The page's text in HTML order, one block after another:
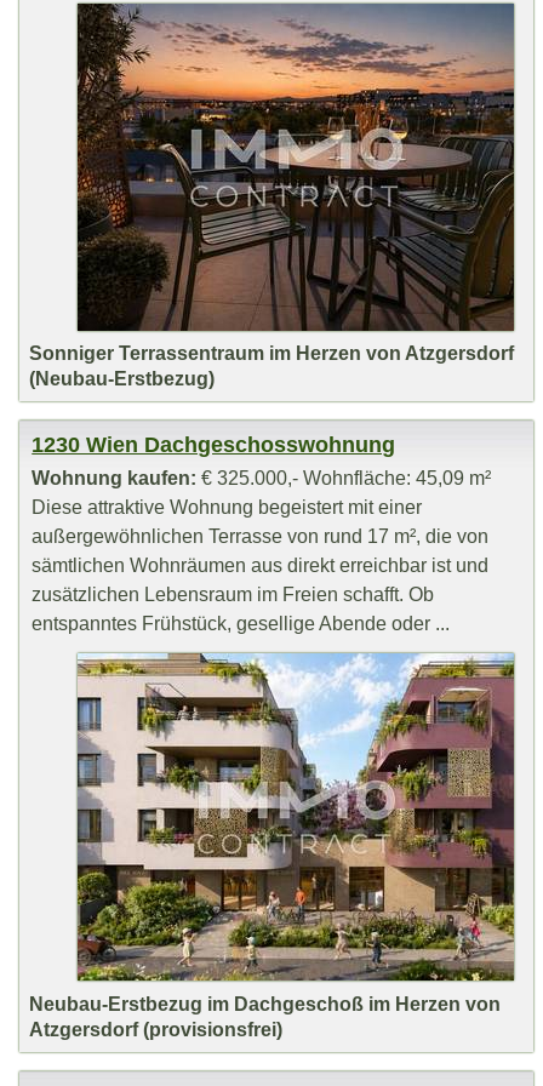
Sonniger Terrassentraum im Herzen von Atzgersdorf
(Neubau-Erstbezug)
1230 Wien Dachgeschosswohnung
Wohnung kaufen: € 325.000,- Wohnfläche: 45,09 m²
Diese attraktive Wohnung begeistert mit einer
außergewöhnlichen Terrasse von rund 17 m², die von
sämtlichen Wohnräumen aus direkt erreichbar ist und
zusätzlichen Lebensraum im Freien schafft. Ob
entspanntes Frühstück, gesellige Abende oder ...
Neubau-Erstbezug im Dachgeschoß im Herzen von
Atzgersdorf (provisionsfrei)